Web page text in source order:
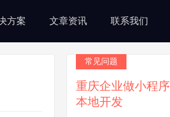
方案 文章资讯 联系我们
常见问题
重庆企业做小程
本地开发